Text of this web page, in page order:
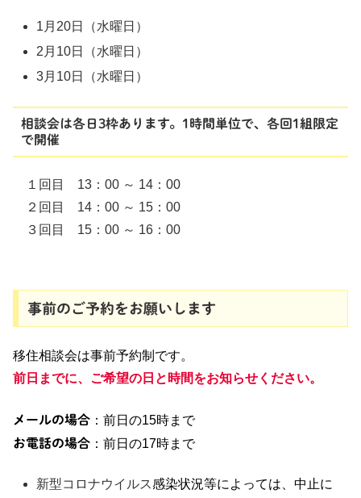
1月20日（水曜日）
2月10日（水曜日）
3月10日（水曜日）
相談会は各日3枠あります。1時間単位で、各回1組限定
で開催
１回目 13：00 ～ 14：00
２回目 14：00 ～ 15：00
３回目 15：00 ～ 16：00
事前のご予約をお願いします
移住相談会は事前予約制です。
前日までに、ご希望の日と時間をお知らせください。
メールの場合 ：前日の15時まで
お電話の場合 ： 前日 の17時まで
新型コロナウイルス感染状況等によっては、中止に